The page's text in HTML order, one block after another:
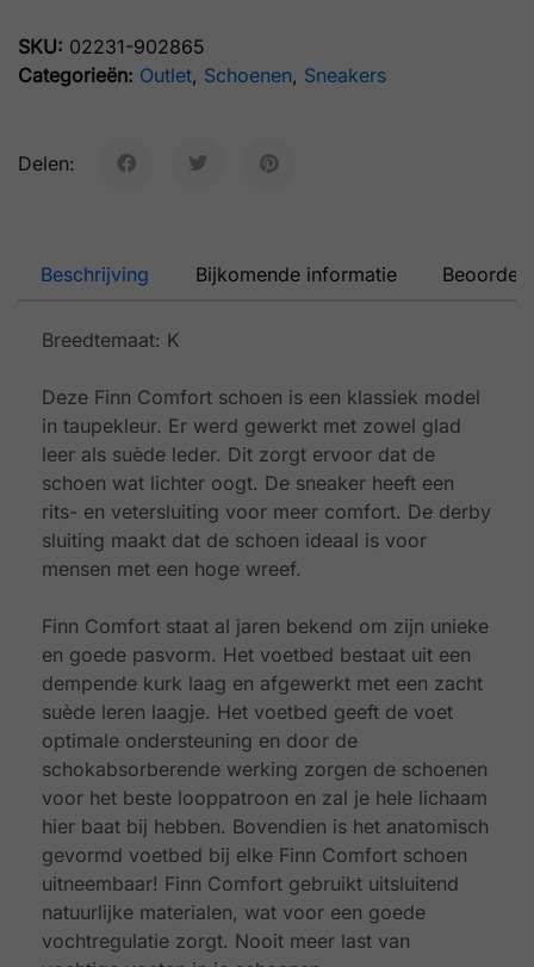
SKU: 02231-902865
Categorieën: Outlet, Schoenen, Sneakers
Delen:
Beschrijving Bijkomende informatie
Breedtemaat: K
Deze Finn Comfort schoen is een klassiek model
in taupekleur. Er werd gewerkt met zowel glad
leer als suède leder. Dit zorgt ervoor dat de
schoen wat lichter oogt. De sneaker heeft een
rits- en vetersluiting voor meer comfort. De derby
sluiting maakt dat de schoen ideaal is voor
mensen met een hoge wreef.
Finn Comfort staat al jaren bekend om zijn unieke
en goede pasvorm. Het voetbed bestaat uit een
dempende kurk laag en afgewerkt met een zacht
suède leren laagje. Het voetbed geeft de voet
optimale ondersteuning en door de
schokabsorberende werking zorgen de schoenen
voor het beste looppatroon en zal je hele lichaam
hier baat bij hebben. Bovendien is het anatomisch
gevormd voetbed bij elke Finn Comfort schoen
uitneembaar! Finn Comfort gebruikt uitsluitend
natuurlijke materialen, wat voor een goede
vochtregulatie zorgt. Nooit meer last van